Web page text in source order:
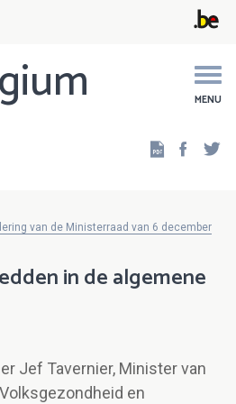
MENU
van de Ministerraad van 6 december
in de algemene
Jef Tavernier, Minister van
en